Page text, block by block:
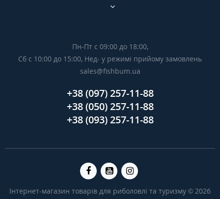
Пн-Пт с 09:00 до 18:00,
Сб с 10:00 до 15:00, Нед- у режимі прийому замовлень
sales@fishbum.ua
+38 (097) 257-11-88
+38 (050) 257-11-88
+38 (093) 257-11-88
Інтернет-магазин товарів для риболовлі та туризму © 2026